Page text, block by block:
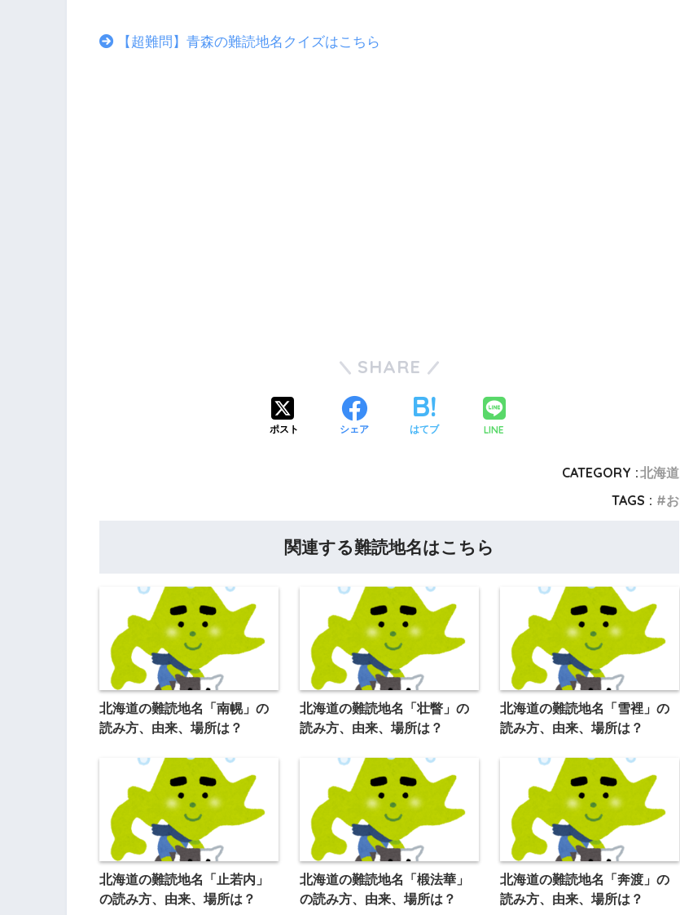
【超難問】青森の難読地名クイズはこちら
SHARE
ポスト シェア はてブ LINE
CATEGORY :北海道
TAGS :
お
関連する難読地名はこちら
北海道の難読地名「南幌」の
読み方、由来、場所は？
北海道の難読地名「壮瞥」の
読み方、由来、場所は？
北海道の難読地名「雪裡」の
読み方、由来、場所は？
北海道の難読地名「止若内」
の読み方、由来、場所は？
北海道の難読地名「椴法華」
の読み方、由来、場所は？
北海道の難読地名「奔渡」の
読み方、由来、場所は？